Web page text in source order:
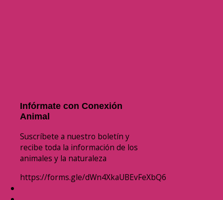
Infórmate con Conexión
Animal
Suscríbete a nuestro boletín y
recibe toda la información de los
animales y la naturaleza
https://forms.gle/dWn4XkaUBEvFeXbQ6